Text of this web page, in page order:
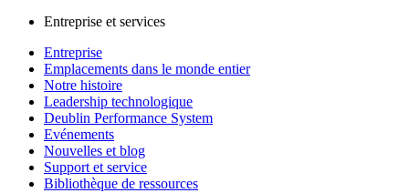
Entreprise et services
Entreprise
Emplacements dans le monde entier
Notre histoire
Leadership technologique
Deublin Performance System
Evénements
Nouvelles et blog
Support et service
Bibliothèque de ressources